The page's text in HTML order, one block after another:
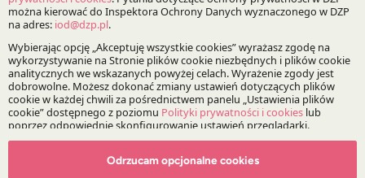
Praktyki:
Infrastruktura i Energetyka
Bądź na bieżąco z DZP
Odrzucam opcjonalne cookies